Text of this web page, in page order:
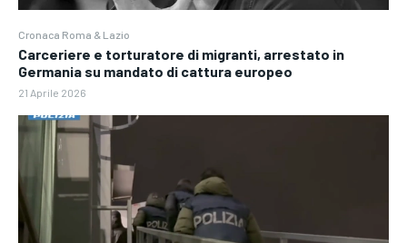
Cronaca Roma & Lazio
Carceriere e torturatore di migranti, arrestato in
Germania su mandato di cattura europeo
21 Aprile 2026